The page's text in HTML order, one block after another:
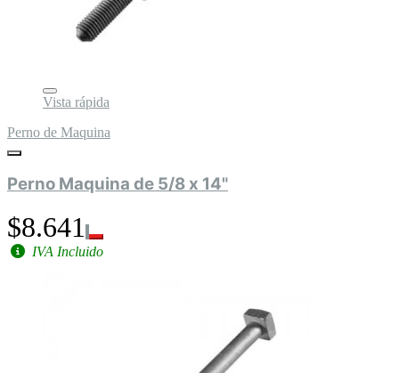
Vista rápida
Perno de Maquina
Perno Maquina de 5/8 x 14"
$8.641
IVA Incluido